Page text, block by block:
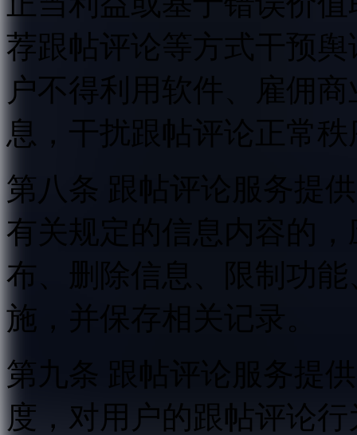
荐跟帖评论等方式干预
户不得利用软件、雇佣
息，干扰跟帖评论正常
第八条 跟帖评论服务提
有关规定的信息内容的
布、删除信息、限制功
施，并保存相关记录。
第九条 跟帖评论服务提
度，对用户的跟帖评论